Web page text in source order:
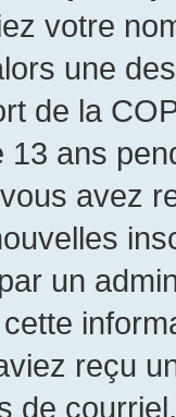
votre
une
de la
ans
avez
un
reçu
de